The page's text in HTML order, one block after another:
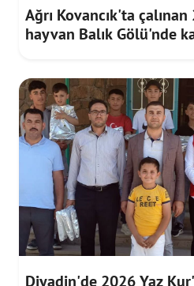
Ağrı Kovancık'ta
hayvan Balık Gölü'nde
Diyadin'de 2026 Yaz